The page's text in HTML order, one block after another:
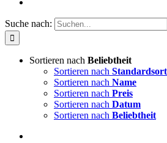
Suche nach:
Sortieren nach Beliebtheit
Sortieren nach
Sortieren nach Name
Sortieren nach Preis
Sortieren nach Datum
Sortieren nach Beliebtheit